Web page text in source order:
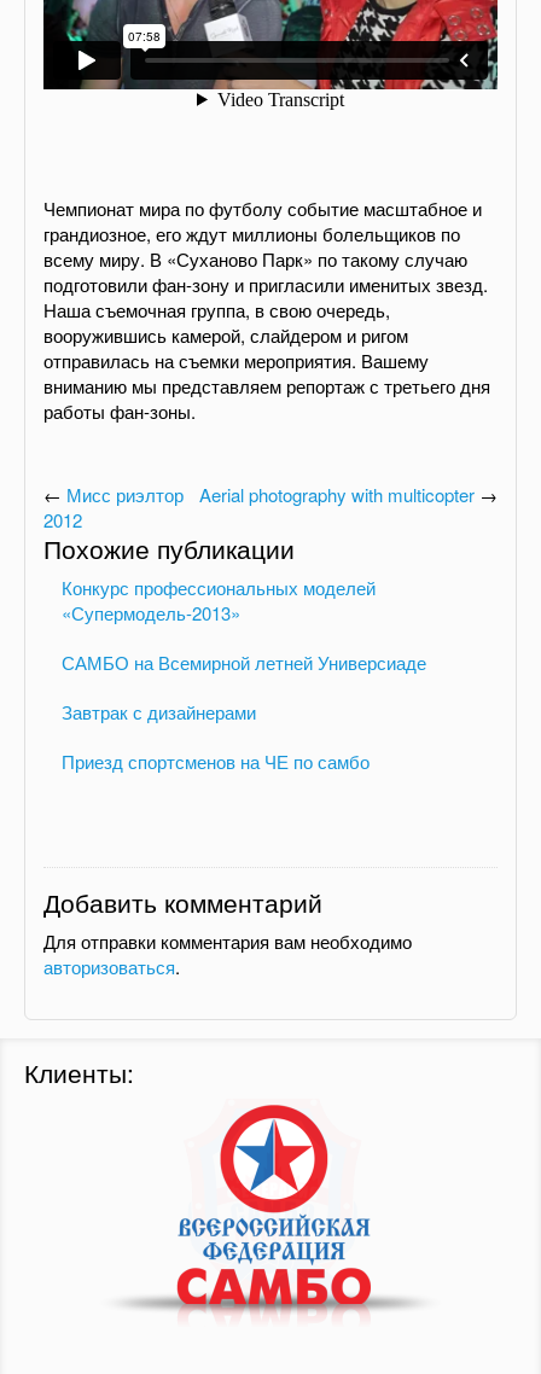
Чемпионат мира по футболу событие масштабное и
грандиозное, его ждут миллионы болельщиков по
всему миру. В «Суханово Парк» по такому случаю
подготовили фан-зону и пригласили именитых звезд.
Наша съемочная группа, в свою очередь,
вооружившись камерой, слайдером и ригом
отправилась на съемки мероприятия. Вашему
вниманию мы представляем репортаж с третьего дня
работы фан-зоны.
Aerial photography with multicopter →
← Мисс риэлтор
2012
Похожие публикации
Конкурс профессиональных моделей
«Супермодель-2013»
САМБО на Всемирной летней Универсиаде
Завтрак с дизайнерами
Приезд спортсменов на ЧЕ по самбо
Добавить комментарий
Для отправки комментария вам необходимо
авторизоваться.
Клиенты: